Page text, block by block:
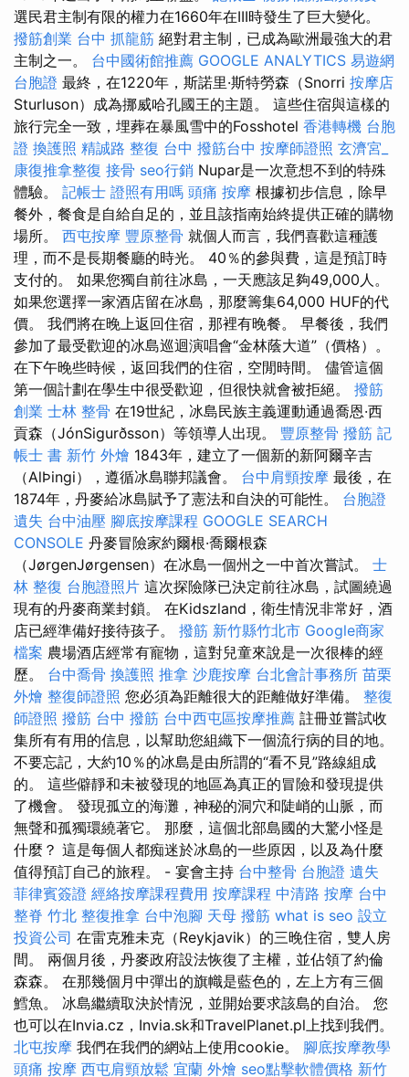
選民君主制有限的權力在1660年在III時發生了巨大變化。
撥筋創業 台中 抓龍筋 絕對君主制，已成為歐洲最強大的君
主制之一。 台中國術館推薦 GOOGLE ANALYTICS 易遊網
台胞證 最終，在1220年，斯諾里·斯特勞森（Snorri 按摩店
Sturluson）成為挪威哈孔國王的主題。 這些住宿與這樣的
旅行完全一致，埋葬在暴風雪中的Fosshotel 香港轉機 台胞
證 換護照 精誠路 整復 台中 撥筋台中 按摩師證照 玄濟宮_
康復推拿整復 接骨 seo行銷 Nupar是一次意想不到的特殊
體驗。 記帳士 證照有用嗎 頭痛 按摩 根據初步信息，除早
餐外，餐食是自給自足的，並且該指南始終提供正確的購物
場所。 西屯按摩 豐原整骨 就個人而言，我們喜歡這種護
理，而不是長期餐廳的時光。 40％的參與費，這是預訂時
支付的。 如果您獨自前往冰島，一天應該足夠49,000人。
如果您選擇一家酒店留在冰島，那麼籌集64,000 HUF的代
價。 我們將在晚上返回住宿，那裡有晚餐。 早餐後，我們
參加了最受歡迎的冰島巡迴演唱會“金林蔭大道”（價格）。
在下午晚些時候，返回我們的住宿，空閒時間。 儘管這個
第一個計劃在學生中很受歡迎，但很快就會被拒絕。 撥筋
創業 士林 整骨 在19世紀，冰島民族主義運動通過喬恩·西
貢森（JónSigurðsson）等領導人出現。 豐原整骨 撥筋 記
帳士 書 新竹 外燴 1843年，建立了一個新的新阿爾辛吉
（AlÞingi），遵循冰島聯邦議會。 台中肩頸按摩 最後，在
1874年，丹麥給冰島賦予了憲法和自決的可能性。 台胞證
遺失 台中油壓 腳底按摩課程 GOOGLE SEARCH
CONSOLE 丹麥冒險家約爾根·喬爾根森
（JørgenJørgensen）在冰島一個州之一中首次嘗試。 士
林 整復 台胞證照片 這次探險隊已決定前往冰島，試圖繞過
現有的丹麥商業封鎖。 在Kidszland，衛生情況非常好，酒
店已經準備好接待孩子。 撥筋 新竹縣竹北市 Google商家
檔案 農場酒店經常有寵物，這對兒童來說是一次很棒的經
歷。 台中喬骨 換護照 推拿 沙鹿按摩 台北會計事務所 苗栗
外燴 整復師證照 您必須為距離很大的距離做好準備。 整復
師證照 撥筋 台中 撥筋 台中西屯區按摩推薦 註冊並嘗試收
集所有有用的信息，以幫助您組織下一個流行病的目的地。
不要忘記，大約10％的冰島是由所謂的“看不見”路線組成
的。 這些僻靜和未被發現的地區為真正的冒險和發現提供
了機會。 發現孤立的海灘，神秘的洞穴和陡峭的山脈，而
無聲和孤獨環繞著它。 那麼，這個北部島國的大驚小怪是
什麼？ 這是每個人都痴迷於冰島的一些原因，以及為什麼
值得預訂自己的旅程。 - 宴會主持 台中整骨 台胞證 遺失
菲律賓簽證 經絡按摩課程費用 按摩課程 中清路 按摩 台中
整脊 竹北 整復推拿 台中泡腳 天母 撥筋 what is seo 設立
投資公司 在雷克雅未克（Reykjavik）的三晚住宿，雙人房
間。 兩個月後，丹麥政府設法恢復了主權，並佔領了約倫
森森。 在那幾個月中彈出的旗幟是藍色的，左上方有三個
鱈魚。 冰島繼續取決於情況，並開始要求該島的自治。 您
也可以在Invia.cz，Invia.sk和TravelPlanet.pl上找到我們。
北屯按摩 我們在我們的網站上使用cookie。 腳底按摩教學
頭痛 按摩 西屯肩頸放鬆 宜蘭 外燴 seo點擊軟體價格 新竹